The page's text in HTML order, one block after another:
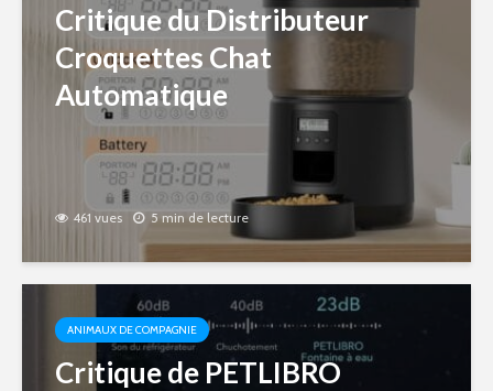
Critique du Distributeur
Croquettes Chat
Automatique
461 vues 5 min de lecture
ANIMAUX DE COMPAGNIE
Critique de PETLIBRO